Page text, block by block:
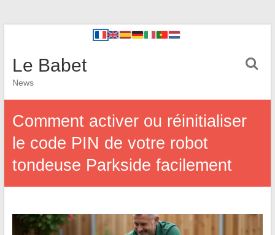
Le Babet
News
Comment activer ou réinitialiser
le code PIN de votre robot
tondeuse Parkside facilement